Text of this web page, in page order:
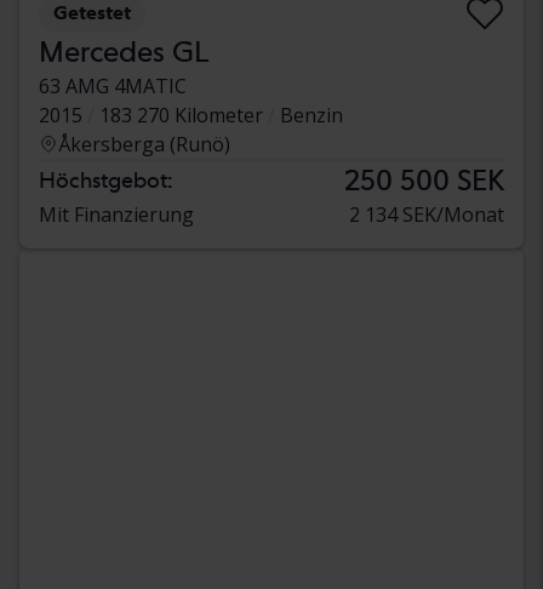
Getestet
Mercedes GL
63 AMG 4MATIC
2015
183 270 Kilometer
Benzin
Åkersberga (Runö)
Höchstgebot: 250 500 SEK
Mit Finanzierung 2 134 SEK/Monat